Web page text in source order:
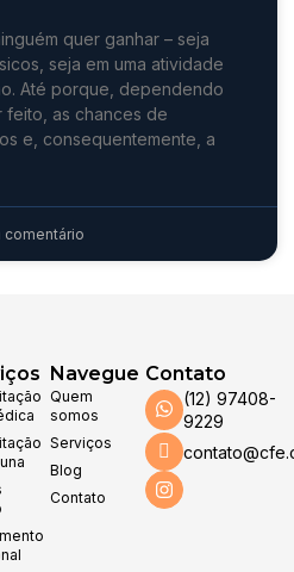
quer ganhar – seja
seja em uma atividade
Até porque, dependendo
feito, as chances de
e, consequentemente, a
comentário
Navegue
Quem
somos
Serviços
Blog
Contato
Contato
(12) 97408-
9229